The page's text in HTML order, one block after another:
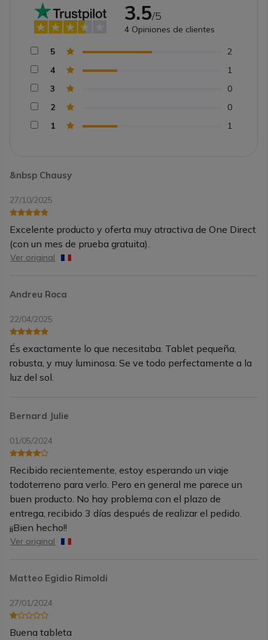
&nbsp Chausy
27/10/2025
Excelente producto y oferta muy atractiva de One Direct
(con un mes de prueba gratuita).
Ver original
Andreu Roca
22/04/2025
És exactamente lo que necesitaba. Tablet pequeña,
robusta, y muy luminosa. Se ve todo perfectamente a la
luz del sol.
Bernard Julie
01/05/2024
Recibido recientemente, estoy esperando un viaje
todoterreno para verlo. Pero en general me parece un
buen producto. No hay problema con el plazo de
entrega, recibido 3 días después de realizar el pedido.
¡¡Bien hecho!!
Ver original
Matteo Egidio Rimoldi
27/01/2024
Buena tableta
3.5/5
4 Opiniones de clientes
5
2
4
1
3
0
2
0
1
1